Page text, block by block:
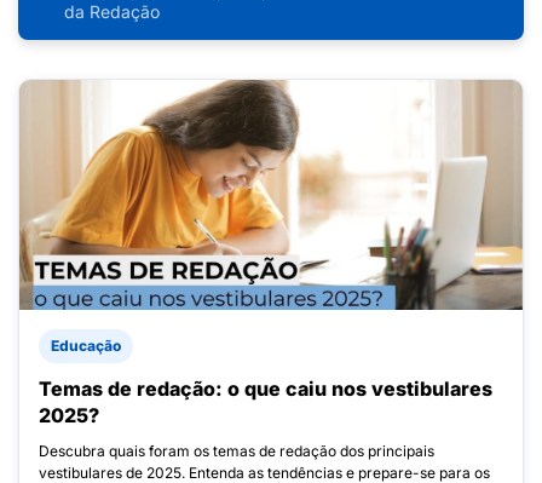
da Redação
Educação
Temas de redação: o que caiu nos vestibulares
2025?
Descubra quais foram os temas de redação dos principais
vestibulares de 2025. Entenda as tendências e prepare-se para os